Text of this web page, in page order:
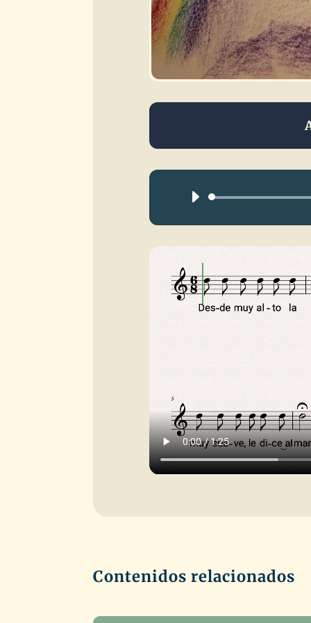
Contenidos relacionados